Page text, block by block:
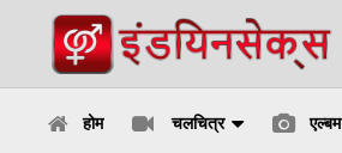
होम चलचित्र एल्बम